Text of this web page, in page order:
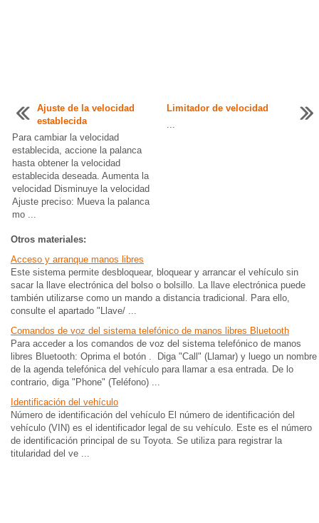
Ajuste de la velocidad
establecida
Para cambiar la velocidad
establecida, accione la palanca
hasta obtener la velocidad
establecida deseada. Aumenta la
velocidad Disminuye la velocidad
Ajuste preciso: Mueva la palanca
mo ...
Limitador de velocidad
...
Otros materiales:
Acceso y arranque manos libres
Este sistema permite desbloquear, bloquear y arrancar el vehículo sin
sacar la llave electrónica del bolso o bolsillo. La llave electrónica puede
también utilizarse como un mando a distancia tradicional. Para ello,
consulte el apartado "Llave/ ...
Comandos de voz del sistema telefónico de manos libres Bluetooth
Para acceder a los comandos de voz del sistema telefónico de manos
libres Bluetooth: Oprima el botón . Diga "Call" (Llamar) y luego un nombre
de la agenda telefónica del vehículo para llamar a esa entrada. De lo
contrario, diga "Phone" (Teléfono) ...
Identificación del vehículo
Número de identificación del vehículo El número de identificación del
vehículo (VIN) es el identificador legal de su vehículo. Este es el número
de identificación principal de su Toyota. Se utiliza para registrar la
titularidad del ve ...